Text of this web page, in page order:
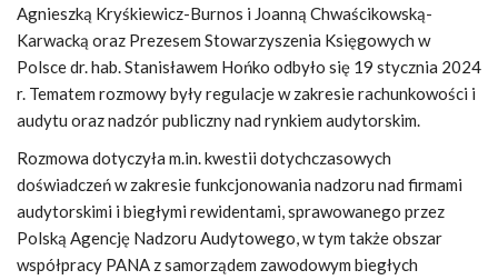
Agnieszką Kryśkiewicz-Burnos i Joanną Chwaścikowską-
Karwacką oraz Prezesem Stowarzyszenia Księgowych w
Polsce dr. hab. Stanisławem Hońko odbyło się 19 stycznia 2024
r. Tematem rozmowy były regulacje w zakresie rachunkowości i
audytu oraz nadzór publiczny nad rynkiem audytorskim.
Rozmowa dotyczyła m.in. kwestii dotychczasowych
doświadczeń w zakresie funkcjonowania nadzoru nad firmami
audytorskimi i biegłymi rewidentami, sprawowanego przez
Polską Agencję Nadzoru Audytowego, w tym także obszar
współpracy PANA z samorządem zawodowym biegłych